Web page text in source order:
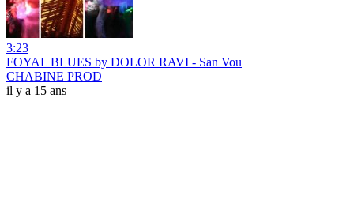
3:23
FOYAL BLUES by DOLOR RAVI - San Vou
CHABINE PROD
il y a 15 ans